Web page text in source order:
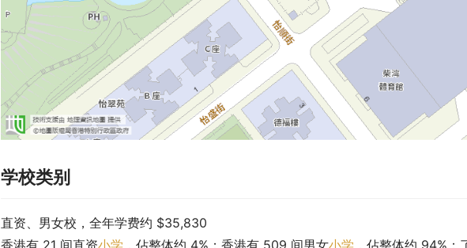
学校类别
直资、男女校，全年学费约 $35,830
香港有 21 间直资小学 ，佔整体约 4%；香港有 509 间男女小学 ，佔整体约 94%